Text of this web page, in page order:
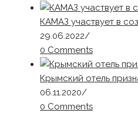
КАМАЗ участвует в
29.06.2022/
0 Comments
Крымский отель
06.11.2020/
0 Comments